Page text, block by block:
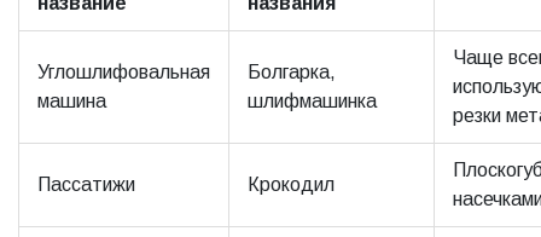
Углошлифовальная
машина
Болгарка,
шлифмашинка
Чаще
резки
Пассатижи Крокодил